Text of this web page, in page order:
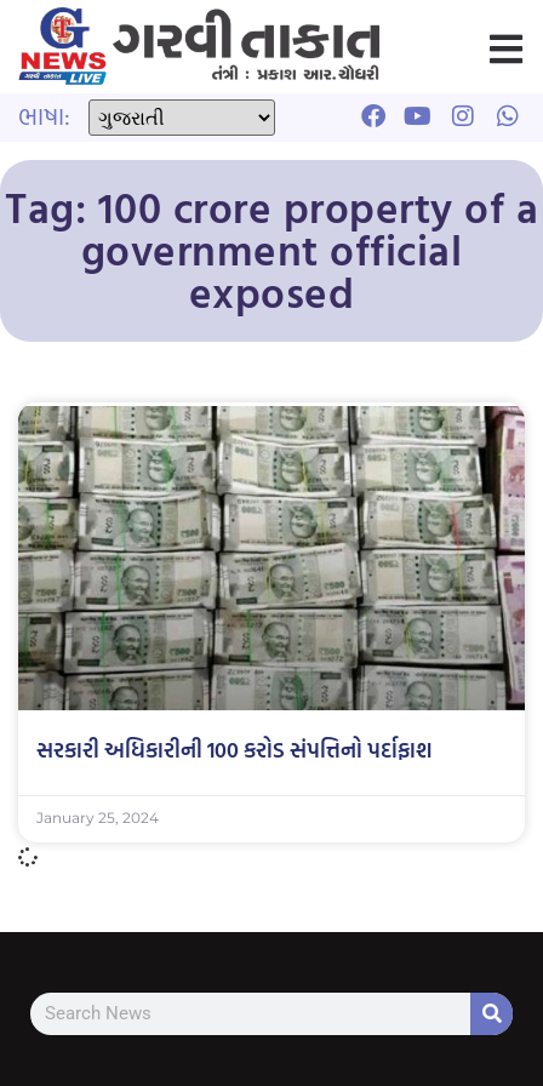
ભાષા:
Tag: 100 crore property of a
government official
exposed
સરકારી અધિકારીની 100 કરોડ સંપત્તિનો પર્દાફાશ
January 25, 2024